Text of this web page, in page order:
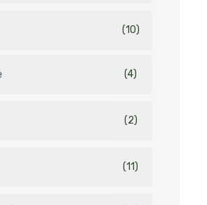
(10)
(4)
(2)
(11)